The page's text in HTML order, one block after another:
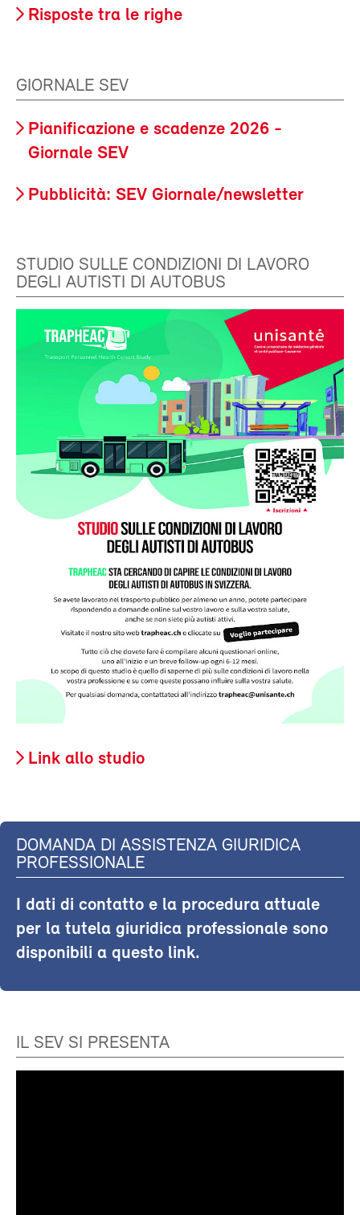
Risposte tra le righe
GIORNALE SEV
Pianificazione e scadenze 2026 -
Giornale SEV
Pubblicità: SEV Giornale/newsletter
STUDIO SULLE CONDIZIONI DI LAVORO
DEGLI AUTISTI DI AUTOBUS
Link allo studio
DOMANDA DI ASSISTENZA GIURIDICA
PROFESSIONALE
I dati di contatto e la procedura attuale
per la tutela giuridica professionale sono
disponibili a questo link.
IL SEV SI PRESENTA